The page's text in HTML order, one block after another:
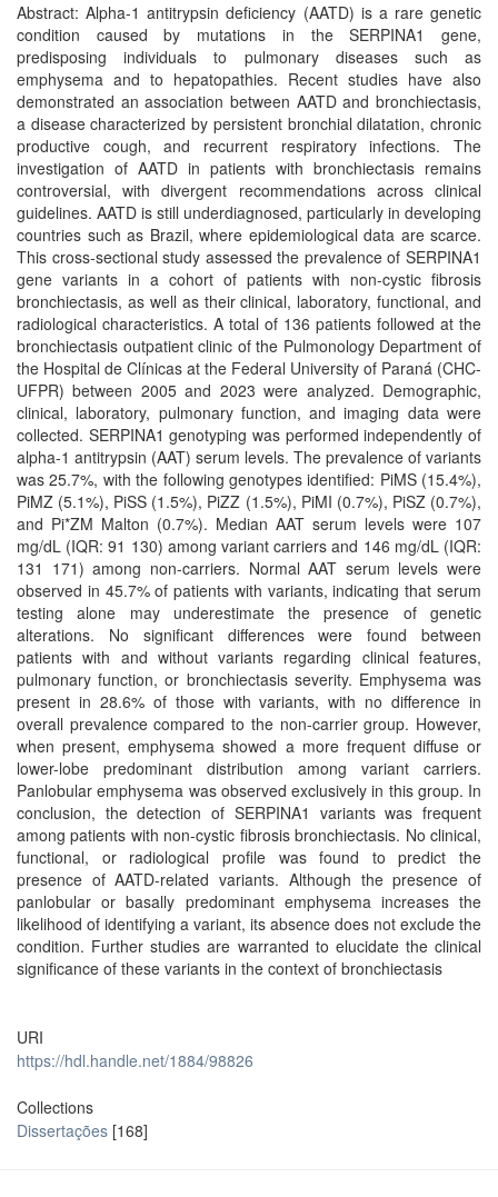
Abstract: Alpha-1 antitrypsin deficiency (AATD) is a rare genetic
condition caused by mutations in the SERPINA1 gene,
predisposing individuals to pulmonary diseases such as
emphysema and to hepatopathies. Recent studies have also
demonstrated an association between AATD and bronchiectasis,
a disease characterized by persistent bronchial dilatation, chronic
productive cough, and recurrent respiratory infections. The
investigation of AATD in patients with bronchiectasis remains
controversial, with divergent recommendations across clinical
guidelines. AATD is still underdiagnosed, particularly in developing
countries such as Brazil, where epidemiological data are scarce.
This cross-sectional study assessed the prevalence of SERPINA1
gene variants in a cohort of patients with non-cystic fibrosis
bronchiectasis, as well as their clinical, laboratory, functional, and
radiological characteristics. A total of 136 patients followed at the
bronchiectasis outpatient clinic of the Pulmonology Department of
the Hospital de Clínicas at the Federal University of Paraná (CHC-
UFPR) between 2005 and 2023 were analyzed. Demographic,
clinical, laboratory, pulmonary function, and imaging data were
collected. SERPINA1 genotyping was performed independently of
alpha-1 antitrypsin (AAT) serum levels. The prevalence of variants
was 25.7%, with the following genotypes identified: PiMS (15.4%),
PiMZ (5.1%), PiSS (1.5%), PiZZ (1.5%), PiMI (0.7%), PiSZ (0.7%),
and Pi*ZM Malton (0.7%). Median AAT serum levels were 107
mg/dL (IQR: 91 130) among variant carriers and 146 mg/dL (IQR:
131 171) among non-carriers. Normal AAT serum levels were
observed in 45.7% of patients with variants, indicating that serum
testing alone may underestimate the presence of genetic
alterations. No significant differences were found between
patients with and without variants regarding clinical features,
pulmonary function, or bronchiectasis severity. Emphysema was
present in 28.6% of those with variants, with no difference in
overall prevalence compared to the non-carrier group. However,
when present, emphysema showed a more frequent diffuse or
lower-lobe predominant distribution among variant carriers.
Panlobular emphysema was observed exclusively in this group. In
conclusion, the detection of SERPINA1 variants was frequent
among patients with non-cystic fibrosis bronchiectasis. No clinical,
functional, or radiological profile was found to predict the
presence of AATD-related variants. Although the presence of
panlobular or basally predominant emphysema increases the
likelihood of identifying a variant, its absence does not exclude the
condition. Further studies are warranted to elucidate the clinical
significance of these variants in the context of bronchiectasis
URI
https://hdl.handle.net/1884/98826
Collections
Dissertações [168]